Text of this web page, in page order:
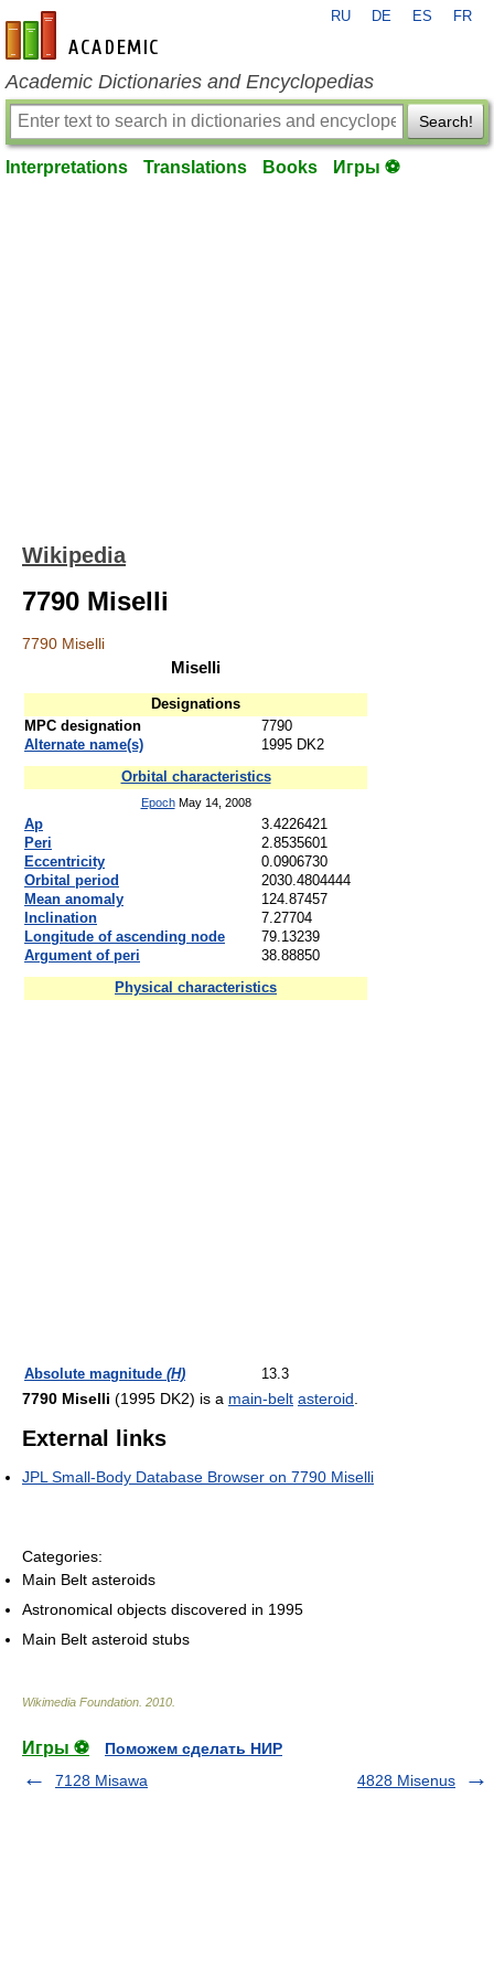
en-academic.com
RU DE ES FR
Academic Dictionaries and Encyclopedias
Search!
Interpretations Translations Books Игры ⚽
Wikipedia
7790 Miselli
7790 Miselli
Miselli
Designations
MPC designation
7790
Alternate name(s)
1995 DK2
Orbital characteristics
EpochMay 14, 2008
Ap
3.4226421
Peri
2.8535601
Eccentricity
0.0906730
Orbital period
2030.4804444
Mean anomaly
124.87457
Inclination
7.27704
Longitude of ascending node
79.13239
Argument of peri
38.88850
Physical characteristics
Absolute magnitude (H) 13.3
7790 Miselli (1995 DK2) is a main-belt asteroid
External links
JPL Small-Body Database Browser on 7790 Miselli
Categories:
Main Belt asteroids
Astronomical objects discovered in 1995
Main Belt asteroid stubs
Wikimedia Foundation 2010
Игры ⚽
Поможем сделать НИР
7128 Misawa
4828 Misenus